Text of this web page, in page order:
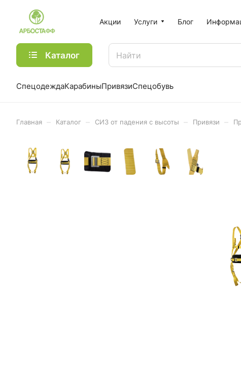
Акции Услуги Блог
Каталог
СпецодеждаКарабиныПривязиСпецобувь
Главная Каталог СИЗ от падения с высоты Привязи